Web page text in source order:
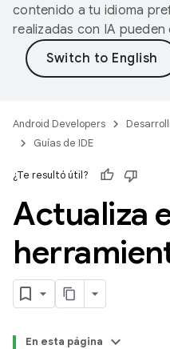
contenido a tu idioma
realizadas con IA
Android Developers
Guías de IDE
¿Te resultó útil?
Actualiza
En esta página